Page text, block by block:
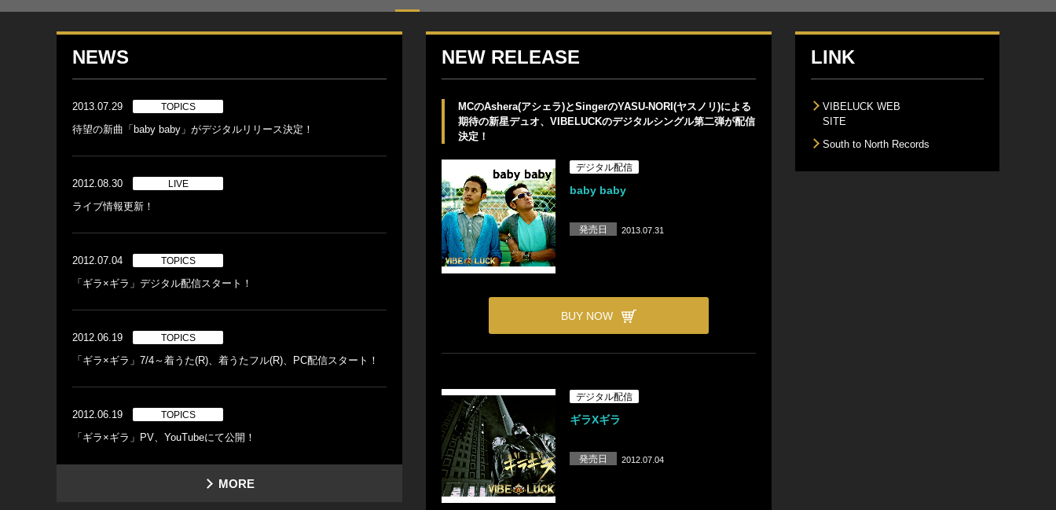
NEWS
2013.07.29 TOPICS
待望の新曲「baby baby」がデジタルリリース決定！
2012.08.30 LIVE
ライブ情報更新！
2012.07.04 TOPICS
「ギラ×ギラ」デジタル配信スタート！
2012.06.19 TOPICS
「ギラ×ギラ」7/4～着うた(R)、着うたフル(R)、PC配信スタート！
2012.06.19 TOPICS
「ギラ×ギラ」PV、YouTubeにて公開！
MORE
NEW RELEASE
MCのAshera(アシェラ)とSingerのYASU-NORI(ヤスノリ)による
期待の新星デュオ、VIBELUCKのデジタルシングル第二弾が配信
決定！
デジタル配信
baby baby
発売日 2013.07.31
BUY NOW
デジタル配信
ギラXギラ
発売日 2012.07.04
LINK
VIBELUCK WEB
SITE
South to North Records